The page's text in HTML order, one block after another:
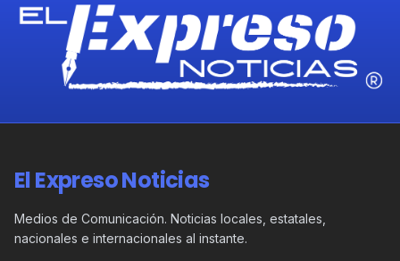
El Expreso Noticias
Medios de Comunicación. Noticias locales, estatales,
nacionales e internacionales al instante.